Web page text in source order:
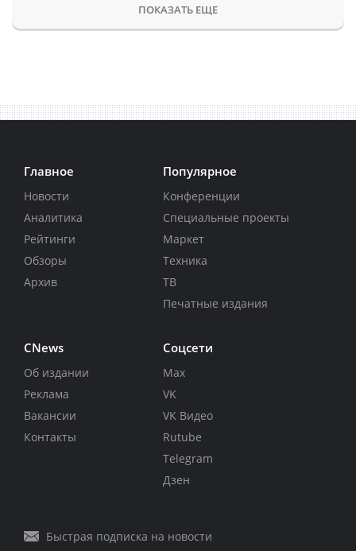
ПОКАЗАТЬ ЕЩЕ
Главное
Новости
Аналитика
Рейтинги
Обзоры
Архив
Популярное
Конференции
Специальные проекты
Маркет
Техника
ТВ
Печатные издания
CNews
Об издании
Реклама
Вакансии
Контакты
Соцсети
Max
VK
VK Видео
Rutube
Telegram
Дзен
Быстрая подписка на новости